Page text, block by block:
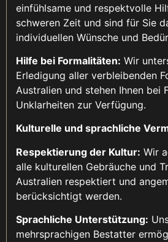
einfühlsame und respektvolle
schweren Zeit und sind für Sie
individuellen Wünsche und
Hilfe bei Formalitäten: Wir
Erledigung aller verbleibenden
Australien und stehen Ihnen bei
Unklarheiten zur Verfügung.
Kulturelle und sprachliche
Respektierung der Kultur: Wir
alle kulturellen Gebräuche und
Australien respektiert und
berücksichtigt werden.
Sprachliche Unterstützung:
mehrsprachigen Bestatter